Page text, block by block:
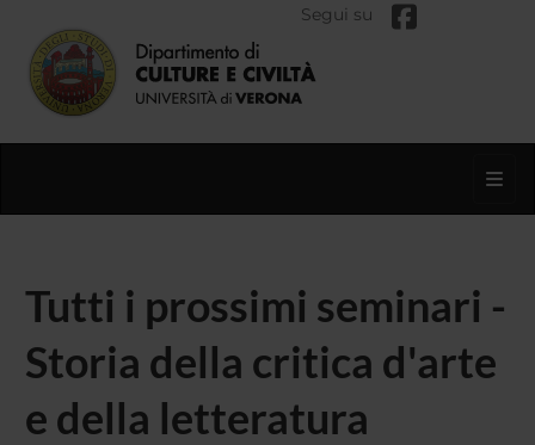
Segui su
Tutti i prossimi seminari -
Storia della critica d'arte
e della letteratura